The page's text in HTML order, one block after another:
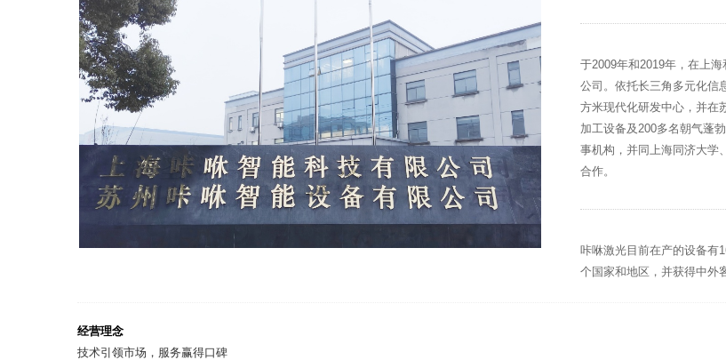
于2009年和2019年，在上
公司。依托长三角多元化信
方米现代化研发中心，并在
加工设备及200多名朝气蓬
事机构，并同上海同济大学
合作。
咔咻激光目前在产的设备有
个国家和地区，并获得中外
经营理念
技术引领市场，服务赢得口碑